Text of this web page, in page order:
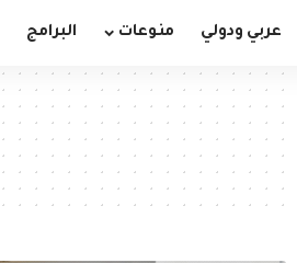
عربي ودولي منوعات البرامج